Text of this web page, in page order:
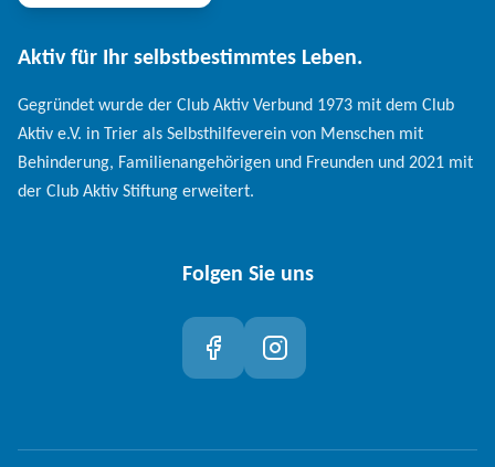
Aktiv für Ihr selbstbestimmtes Leben.
Gegründet wurde der Club Aktiv Verbund 1973 mit dem Club
Aktiv e.V. in Trier als Selbsthilfeverein von Menschen mit
Behinderung, Familienangehörigen und Freunden und 2021 mit
der Club Aktiv Stiftung erweitert.
Folgen Sie uns